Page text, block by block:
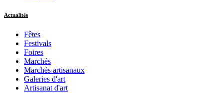
Actualités
Fêtes
Festivals
Foires
Marchés
Marchés artisanaux
Galeries d'art
Artisanat d'art